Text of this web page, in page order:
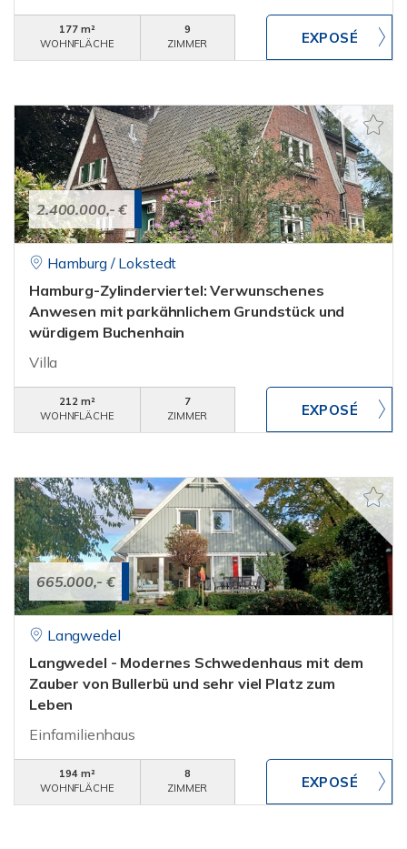
177 m²
WOHNFLÄCHE
9
ZIMMER
2.400.000,- €
Hamburg / Lokstedt
Hamburg-Zylinderviertel: Verwunschenes
Anwesen mit parkähnlichem Grundstück und
würdigem Buchenhain
Villa
212 m²
WOHNFLÄCHE
7
ZIMMER
665.000,- €
Langwedel
Langwedel - Modernes Schwedenhaus mit dem
Zauber von Bullerbü und sehr viel Platz zum
Leben
Einfamilienhaus
194 m²
WOHNFLÄCHE
8
ZIMMER